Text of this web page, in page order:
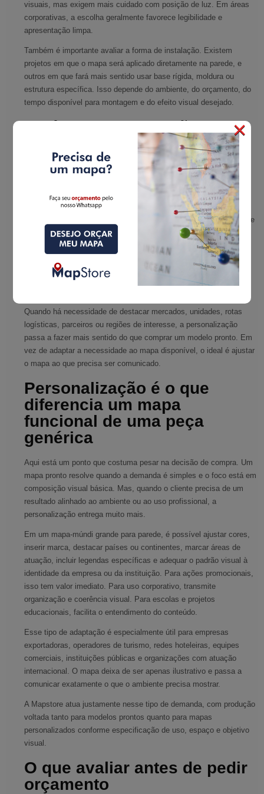
visuais, mas exigem mais cuidado com posição de luz. Em áreas
corporativas, a escolha geralmente favorece legibilidade e
apresentação limpa.
Também é importante avaliar a forma de instalação. Existem
projetos em que o mapa será aplicado diretamente na parede, e
outros em que fará mais sentido usar base rígida, moldura ou
estrutura específica. Isso depende do ambiente, do orçamento, do
tempo disponível para montagem e do efeito visual desejado.
O nível de informação
precisa acompanhar o uso
Nem todo mapa-múndi precisa mostrar o máximo possível de
dados. Em muitos casos, excesso de informação atrapalha. Um
mapa voltado para ambientação de escritório, por exemplo, pode
priorizar leitura política clara, cores equilibradas e boa presença
estética. Já um material para sala de aula ou uso institucional pode
exigir mais nomes, divisões e referências geográficas.
Essa decisão muda tudo. Um layout mais limpo favorece impacto
visual e leitura rápida. Um layout mais detalhado atende melhor
objetivos didáticos e consultivos. Não existe uma opção
Quando há necessidade de destacar mercados, unidades, rotas
logísticas, parceiros ou regiões de interesse, a personalização
passa a fazer mais sentido do que comprar um modelo pronto. Em
vez de adaptar a necessidade ao mapa disponível, o ideal é ajustar
o mapa ao que precisa ser comunicado.
Personalização é o que
diferencia um mapa
funcional de uma peça
genérica
Aqui está um ponto que costuma pesar na decisão de compra. Um
mapa pronto resolve quando a demanda é simples e o foco está em
composição visual básica. Mas, quando o cliente precisa de um
resultado alinhado ao ambiente ou ao uso profissional, a
personalização entrega muito mais.
Em um mapa-múndi grande para parede, é possível ajustar cores,
inserir marca, destacar países ou continentes, marcar áreas de
atuação, incluir legendas específicas e adequar o padrão visual à
identidade da empresa ou da instituição. Para ações promocionais,
isso tem valor imediato. Para uso corporativo, transmite
organização e coerência visual. Para escolas e projetos
educacionais, facilita o entendimento do conteúdo.
Esse tipo de adaptação é especialmente útil para empresas
exportadoras, operadores de turismo, redes hoteleiras, equipes
comerciais, instituições públicas e organizações com atuação
internacional. O mapa deixa de ser apenas ilustrativo e passa a
comunicar exatamente o que o ambiente precisa mostrar.
A Mapstore atua justamente nesse tipo de demanda, com produção
voltada tanto para modelos prontos quanto para mapas
personalizados conforme especificação de uso, espaço e objetivo
visual.
O que avaliar antes de pedir
orçamento
×